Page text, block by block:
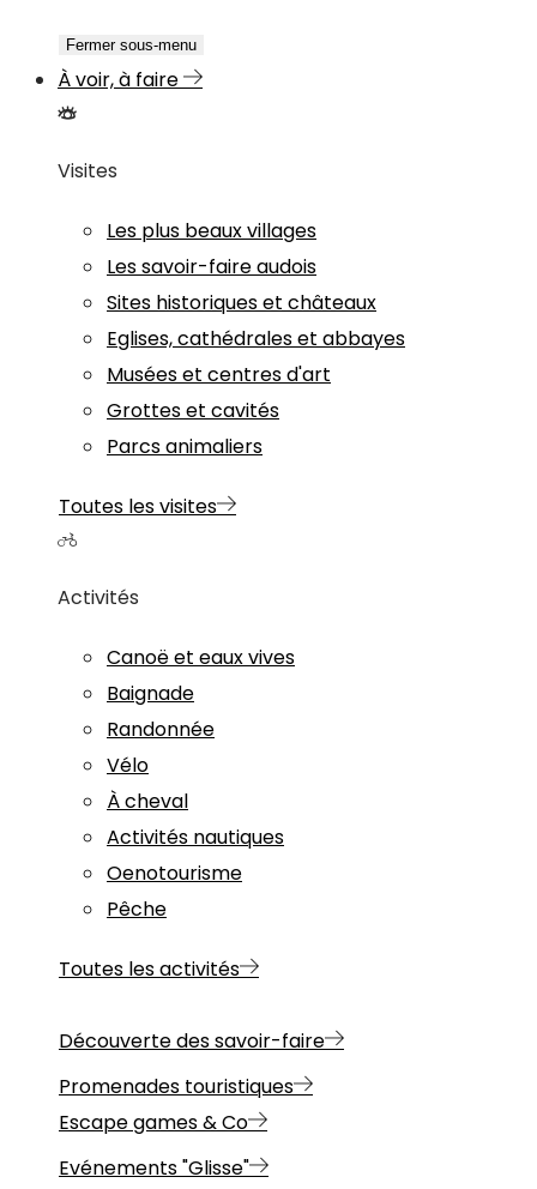
Fermer sous-menu
À voir, à faire
Visites
Les plus beaux villages
Les savoir-faire audois
Sites historiques et châteaux
Eglises, cathédrales et abbayes
Musées et centres d'art
Grottes et cavités
Parcs animaliers
Toutes les visites
Activités
Canoë et eaux vives
Baignade
Randonnée
Vélo
À cheval
Activités nautiques
Oenotourisme
Pêche
Toutes les activités
Découverte des savoir-faire
Promenades touristiques
Escape games & Co
Evénements "Glisse"